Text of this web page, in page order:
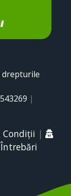
drepturile
|
|
Întrebări